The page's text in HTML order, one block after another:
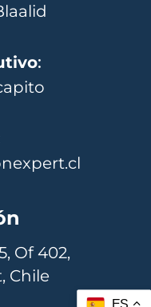
:
Of 402,
Chile
ES